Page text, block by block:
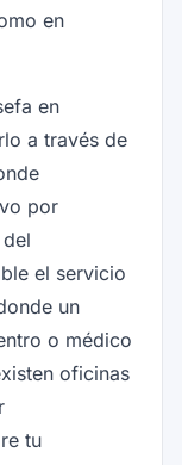
en
en
a través de
por
el servicio
un
o médico
oficinas
tu